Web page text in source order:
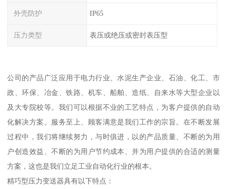
外壳防护 IP65
压力类型 表压或绝压或密封表压型
公司的产品广泛应用于电力行业、水泥生产企业、石油、化工、市
政、环保、冶金、铁路、机车、船舶、造纸、自来水等大型企业以
及大专院校等。我们可以根据不业的工艺特点，为客户提供的自动
化解决方案。服务至上、顾客满意是我们工作的宗旨。在不断发展
过程中，我们将继续努力，与时俱进，以的产品质量、不断的为用
户创造效益、不断的为用户节约成本、并为用户提供的合适的测量
方案，这也是我们立足工业自动化行业的根本。
精巧型压力变送器具有以下特点：